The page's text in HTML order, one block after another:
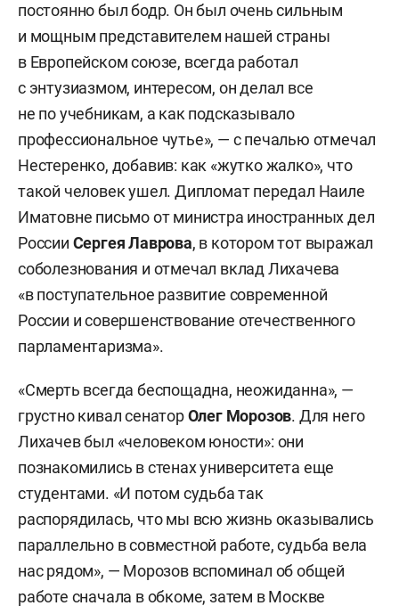
постоянно был бодр. Он был очень сильным
и мощным представителем нашей страны
в Европейском союзе, всегда работал
с энтузиазмом, интересом, он делал все
не по учебникам, а как подсказывало
профессиональное чутье», — с печалью отмечал
Нестеренко, добавив: как «жутко жалко», что
такой человек ушел. Дипломат передал Наиле
Иматовне письмо от министра иностранных дел
России Сергея Лаврова, в котором тот выражал
соболезнования и отмечал вклад Лихачева
«в поступательное развитие современной
России и совершенствование отечественного
парламентаризма».
«Смерть всегда беспощадна, неожиданна», —
грустно кивал сенаторОлег Морозов. Для него
Лихачев был «человеком юности»: они
познакомились в стенах университета еще
студентами. «И потом судьба так
распорядилась, что мы всю жизнь оказывались
параллельно в совместной работе, судьба вела
нас рядом», — Морозов вспоминал об общей
работе сначала в обкоме, затем в Москве